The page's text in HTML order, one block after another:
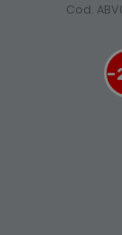
Cod.
-